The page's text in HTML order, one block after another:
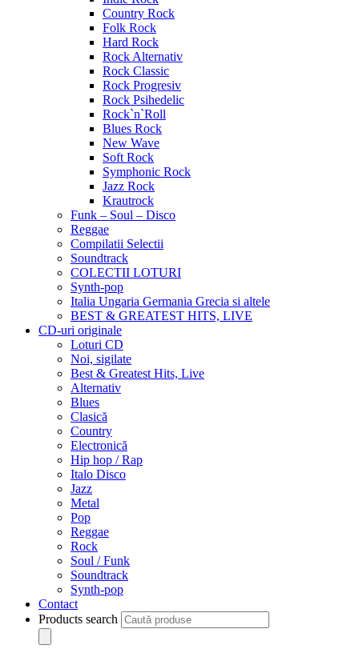
Country Rock
Folk Rock
Hard Rock
Rock Alternativ
Rock Classic
Rock Progresiv
Rock Psihedelic
Rock`n`Roll
Blues Rock
New Wave
Soft Rock
Symphonic Rock
Jazz Rock
Krautrock
Funk – Soul – Disco
Reggae
Compilatii Selectii
Soundtrack
COLECTII LOTURI
Synth-pop
Italia Ungaria Germania Grecia si altele
BEST & GREATEST HITS, LIVE
CD-uri originale
Loturi CD
Noi, sigilate
Best & Greatest Hits, Live
Alternativ
Blues
Clasică
Country
Electronică
Hip hop / Rap
Italo Disco
Jazz
Metal
Pop
Reggae
Rock
Soul / Funk
Soundtrack
Synth-pop
Contact
Products search